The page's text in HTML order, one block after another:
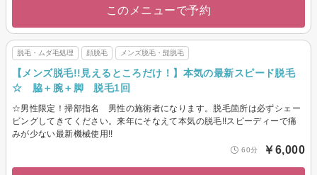
このメニューで予約
脱毛・ムダ毛処理 顔脱毛 メンズ脱毛・髭脱毛
【メンズ脱毛!!見えるところだけ！】本気の最新スピード脱毛
☆ 脇＋腕＋脚 脱毛1回
☆男性限定！掃部指名 男性の施術者になります。脱毛箇所は必ずシェー
ビングしてきてください。来年にそなえて本気の脱毛!!スピーディーで痛
みが少ない最新機械使用!!
60分 ￥6,000